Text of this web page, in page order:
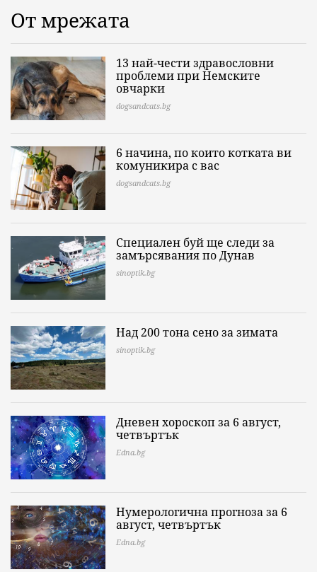
От мрежата
13 най-чести здравословни
проблеми при Немските
овчарки
dogsandcats.bg
6 начина, по които котката ви
комуникира с вас
dogsandcats.bg
Специален буй ще следи за
замърсявания по Дунав
sinoptik.bg
Над 200 тона сено за зимата
sinoptik.bg
Дневен хороскоп за 6 август,
четвъртък
Edna.bg
Нумерологична прогноза за 6
август, четвъртък
Edna.bg